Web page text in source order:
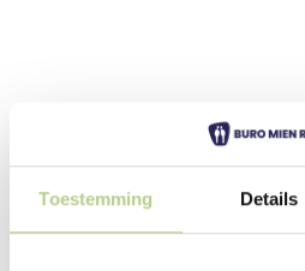
Toestemming Details